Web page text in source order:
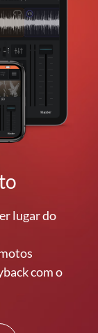
lugar do
com o